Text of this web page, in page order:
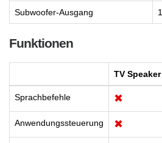
Subwoofer-Ausgang 1
Funktionen
TV Speaker
Sprachbefehle ✖
Anwendungssteuerung ✖